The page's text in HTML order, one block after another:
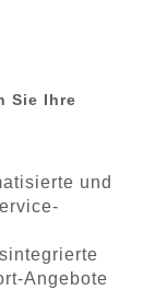
Sie Ihre
und
Angebote